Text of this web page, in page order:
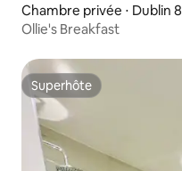
Chambre privée ⋅ Dublin 8
Ollie's Breakfast
Superhôte
Superhôte